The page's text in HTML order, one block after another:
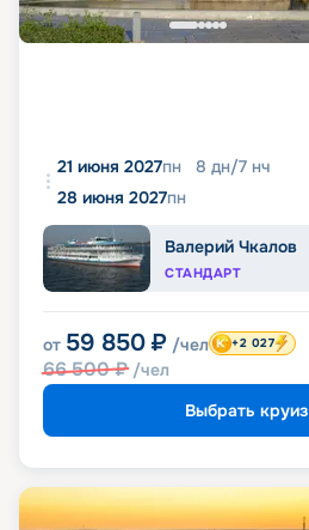
21 июня 2027пн 8 дн/7 нч
28 июня 2027пн
Валерий Чкалов
СТАНДАРТ
от 59 850 ₽ /чел
66 500₽ /чел
+2 027
Выбрать круиз